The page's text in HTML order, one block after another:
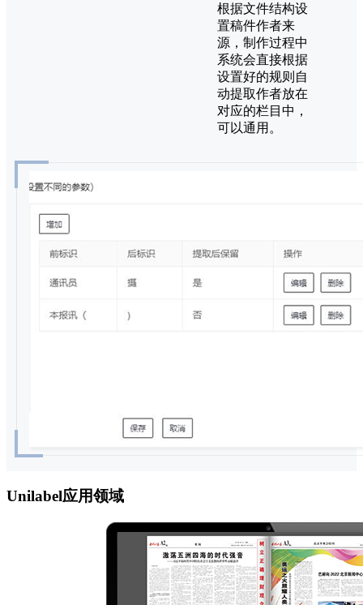
根据文件结构设
置稿件作者来
源，制作过程中
系统会直接根据
设置好的规则自
动提取作者放在
对应的栏目中，
可以通用。
Unilabel应用领域